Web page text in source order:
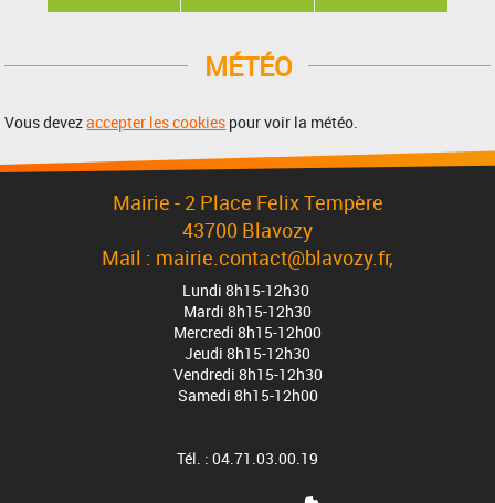
MÉTÉO
Vous devezaccepter les cookies pour voir la météo.
Mairie - 2 Place Felix Tempère
43700 Blavozy
Mail : mairie.contact@blavozy.fr,
Lundi 8h15-12h30
Mardi 8h15-12h30
Mercredi 8h15-12h00
Jeudi 8h15-12h30
Vendredi 8h15-12h30
Samedi 8h15-12h00
Tél. : 04.71.03.00.19